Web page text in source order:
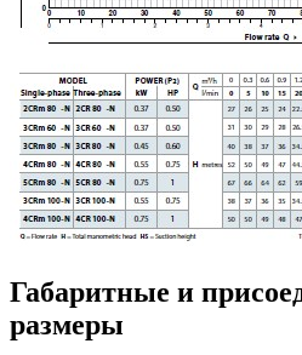
Габаритные и
размеры